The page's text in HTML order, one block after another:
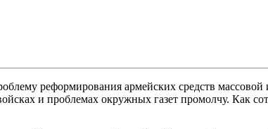
реформирования армейских средств
и проблемах окружных газет промолчу. Как